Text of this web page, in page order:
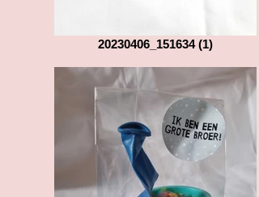
20230406_151634 (1)